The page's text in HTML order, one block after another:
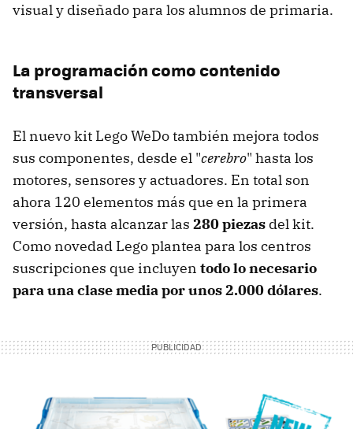
visual y diseñado para los alumnos de primaria.
La programación como contenido
transversal
El nuevo kit Lego WeDo también mejora todos
sus componentes, desde el "cerebro" hasta los
motores, sensores y actuadores. En total son
ahora 120 elementos más que en la primera
versión, hasta alcanzar las 280 piezas del kit.
Como novedad Lego plantea para los centros
suscripciones que incluyen todo lo necesario
para una clase media por unos 2.000 dólares.